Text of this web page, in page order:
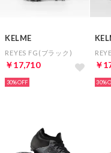
KELME
REYES FG(ブラック)
￥17,710
30%
￥
30%